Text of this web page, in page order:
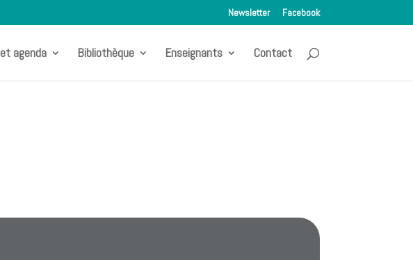
Newsletter Facebook
agenda Bibliothèque Enseignants Contact